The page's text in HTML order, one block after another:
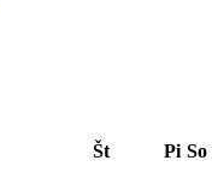
Št Pi So